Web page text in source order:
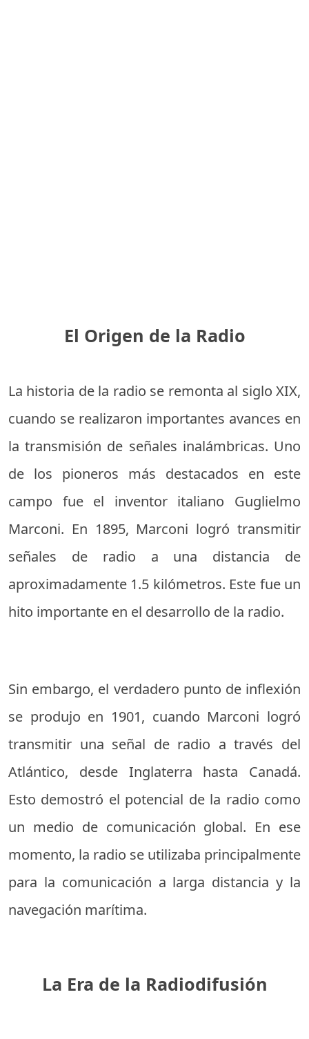
El Origen de la Radio
La historia de la radio se remonta al siglo XIX,
cuando se realizaron importantes avances en
la transmisión de señales inalámbricas. Uno
de los pioneros más destacados en este
campo fue el inventor italiano Guglielmo
Marconi. En 1895, Marconi logró transmitir
señales de radio a una distancia de
aproximadamente 1.5 kilómetros. Este fue un
hito importante en el desarrollo de la radio.
Sin embargo, el verdadero punto de inflexión
se produjo en 1901, cuando Marconi logró
transmitir una señal de radio a través del
Atlántico, desde Inglaterra hasta Canadá.
Esto demostró el potencial de la radio como
un medio de comunicación global. En ese
momento, la radio se utilizaba principalmente
para la comunicación a larga distancia y la
navegación marítima.
La Era de la Radiodifusión